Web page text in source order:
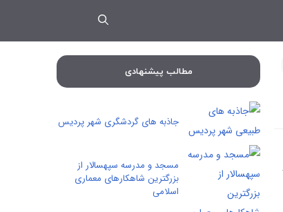
مطالب پیشنهادی
جاذبه های گردشگری شهر پردیس
مسجد و مدرسه سپهسالار از
بزرگترین شاهکارهای معماری
اسلامی